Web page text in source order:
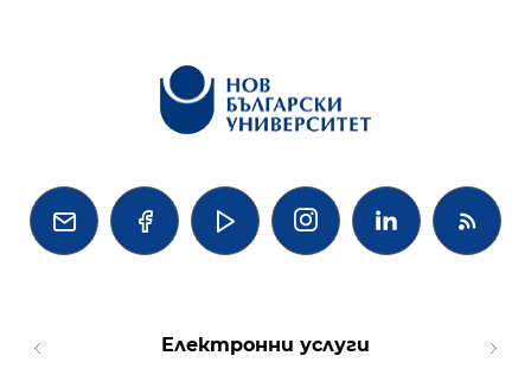
   
Електронни услуги